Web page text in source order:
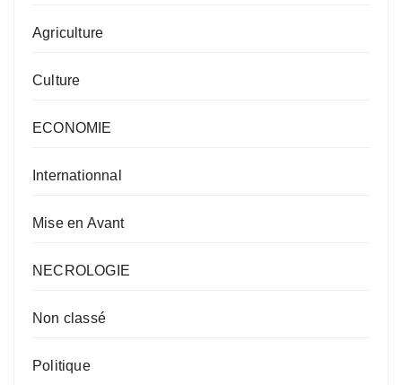
Agriculture
Culture
ECONOMIE
Internationnal
Mise en Avant
NECROLOGIE
Non classé
Politique